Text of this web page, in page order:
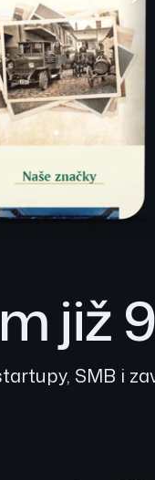
již
SMB i